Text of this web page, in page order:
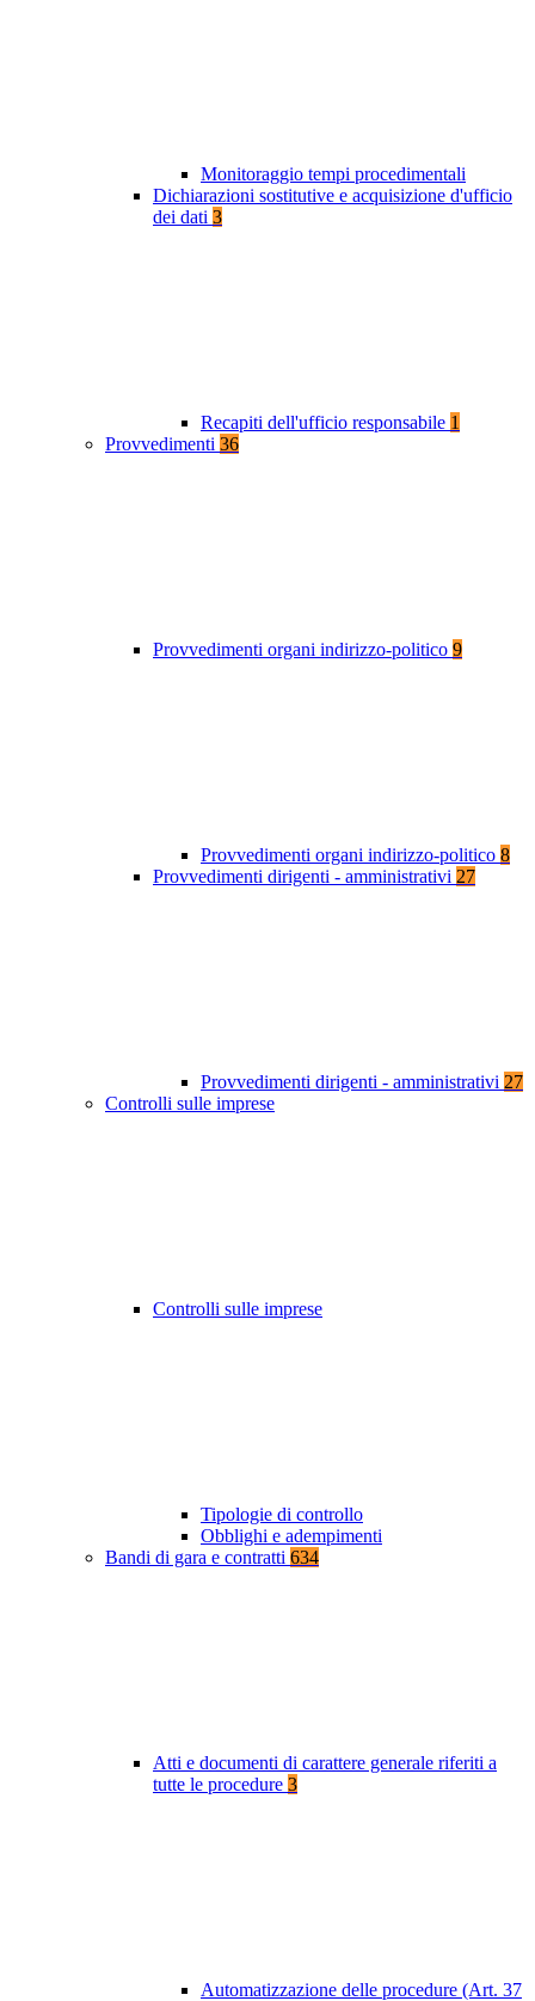
Monitoraggio tempi procedimentali
Dichiarazioni sostitutive e acquisizione d'ufficio
dei dati 3
Recapiti dell'ufficio responsabile 1
Provvedimenti 36
Provvedimenti organi indirizzo-politico 9
Provvedimenti organi indirizzo-politico 8
Provvedimenti dirigenti - amministrativi 27
Provvedimenti dirigenti - amministrativi 27
Controlli sulle imprese
Controlli sulle imprese
Tipologie di controllo
Obblighi e adempimenti
Bandi di gara e contratti 634
Atti e documenti di carattere generale riferiti a
tutte le procedure 3
Automatizzazione delle procedure (Art. 37